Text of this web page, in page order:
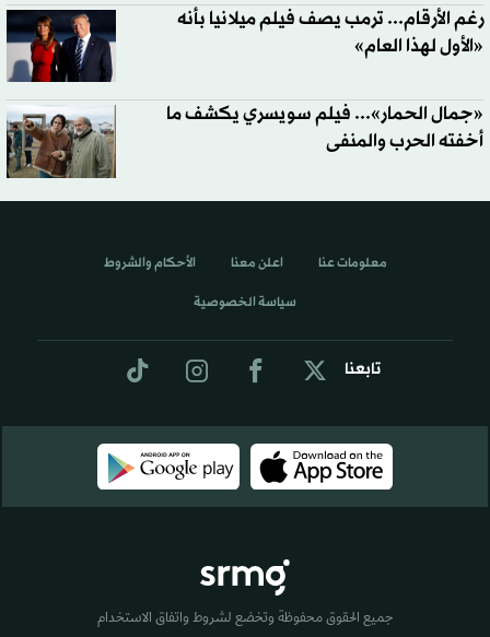
رغم الأرقام... ترمب يصف فيلم ميلانيا بأنه
«الأول لهذا العام»
«جمال الحمار»... فيلم سويسري يكشف ما
أخفته الحرب والمنفى
تابعنا
معلومات عنا اعلن معنا الأحكام والشروط
سياسة الخصوصية
جميع الحقوق محفوظة وتخضع لشروط واتفاق الاستخدام